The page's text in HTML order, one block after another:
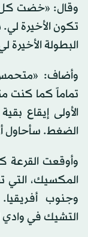
وقال: «خضت كل
تكون الأخيرة
البطولة الأخيرة
وأضاف:
تماماً كما كنت
الأولى إيقاع
الضغط. سأحاول
وأوقعت القرعة
المكسيك، التي
وجنوب
التشيك في وادي